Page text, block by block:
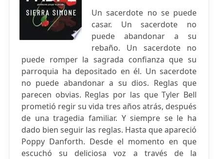
Un sacerdote no se puede
casar. Un sacerdote no
puede abandonar a su
rebaño. Un sacerdote no
puede romper la sagrada confianza que su
parroquia ha depositado en él. Un sacerdote
no puede abandonar a su dios. Reglas que
parecen obvias. Reglas por las que Tyler Bell
prometió regir su vida tres años atrás, después
de una tragedia familiar. Y siempre se le ha
dado bien seguir las reglas. Hasta que apareció
Poppy Danforth. Desde el momento en que
escuchó su deliciosa voz a través de la